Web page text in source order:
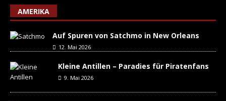
AMERIKA
Auf Spuren von Satchmo in New Orleans
12. Mai 2026
Kleine Antillen – Paradies für Piratenfans
9. Mai 2026